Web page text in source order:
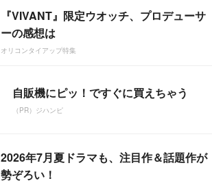
『VIVANT』限定ウオッチ、プロデューサ
ーの感想は
オリコンタイアップ特集
自販機にピッ！ですぐに買えちゃう
（PR）ジハンピ
2026年7月夏ドラマも、注目作＆話題作が
勢ぞろい！